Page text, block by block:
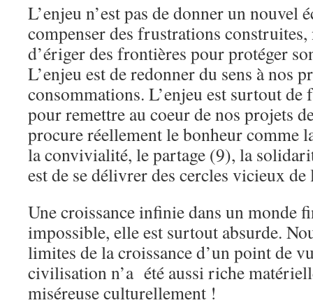
L’enjeu n’est pas de donner un nouvel
compenser des frustrations
d’ériger des frontières pour protéger
L’enjeu est de redonner du sens à nos
consommations. L’enjeu est surtout de
pour remettre au coeur de nos projets
procure réellement le bonheur comme
la convivialité, le partage (9), la
est de se délivrer des cercles vicieux de
Une croissance infinie dans un monde
impossible, elle est surtout absurde.
limites de la croissance d’un point de
civilisation n’a été aussi riche
miséreuse culturellement !